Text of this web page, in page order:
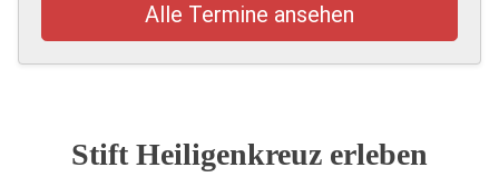
Alle Termine ansehen
Stift Heiligenkreuz erleben